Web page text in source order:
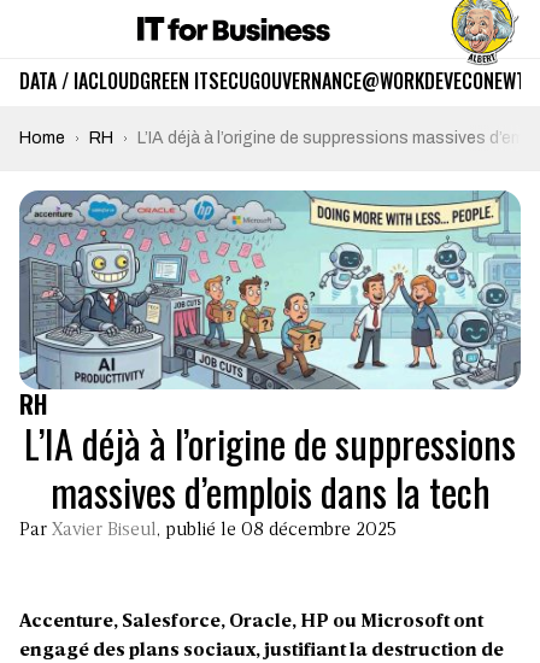
DATA / IACLOUDGREEN ITSECUGOUVERNANCE@WORKDEVECO
Home RH L’IA déjà à l’origine de suppressions massives
RH
L’IA déjà à l’origine de suppressions
massives d’emplois dans la tech
Par Xavier Biseul, publié le 08 décembre 2025
Accenture, Salesforce, Oracle, HP ou Microsoft ont
engagé des plans sociaux, justifiant la destruction de